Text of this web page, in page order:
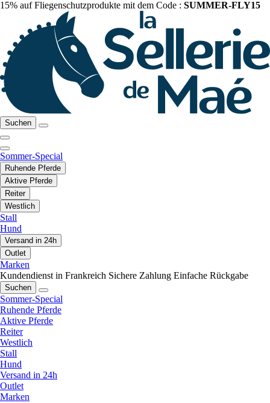
15% auf Fliegenschutzprodukte mit dem Code : SUMMER-FLY15
Suchen
Sommer-Special
Ruhende Pferde
Aktive Pferde
Reiter
Westlich
Stall
Hund
Versand in 24h
Outlet
Marken
Kundendienst in Frankreich Sichere Zahlung Einfache Rückgabe
Suchen
Sommer-Special
Ruhende Pferde
Aktive Pferde
Reiter
Westlich
Stall
Hund
Versand in 24h
Outlet
Marken